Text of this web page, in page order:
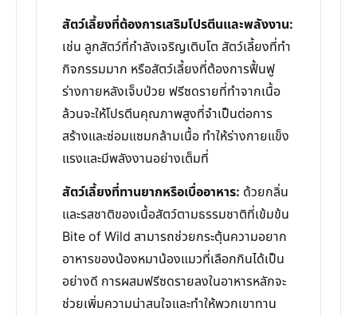
สัตว์เลี้ยงที่ต้องการเสริมโปรตีนและพลังงาน:
เช่น ลูกสัตว์ที่กำลังเจริญเติบโต สัตว์เลี้ยงที่ทำ
กิจกรรมมาก หรือสัตว์เลี้ยงที่ต้องการฟื้นฟู
ร่างกายหลังเจ็บป่วย ฟรีซดรายที่ทำจากเนื้อ
ล้วนจะให้โปรตีนคุณภาพสูงที่จำเป็นต่อการ
สร้างและซ่อมแซมกล้ามเนื้อ ทำให้ร่างกายแข็ง
แรงและมีพลังงานอย่างเต็มที่
สัตว์เลี้ยงที่ทานยากหรือเบื่ออาหาร: ด้วยกลิ่น
และรสชาติของเนื้อสัตว์ตามธรรมชาติที่เข้มข้น
Bite of Wild สามารถช่วยกระตุ้นความอยาก
อาหารของน้องหมาน้องแมวที่เลือกกินได้เป็น
อย่างดี การผสมฟรีซดรายลงในอาหารหลักจะ
ช่วยเพิ่มความน่าสนใจและทำให้พวกเขาทาน